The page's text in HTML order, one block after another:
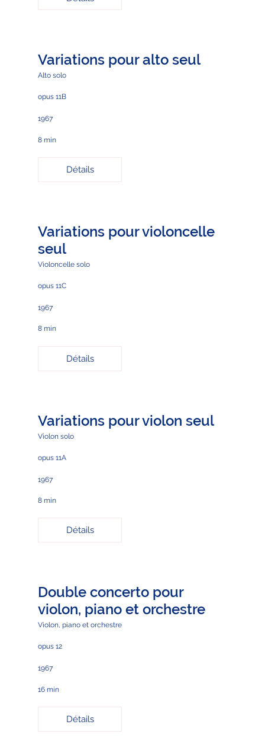
Variations pour alto seul
Alto solo
opus 11B
1967
8 min
Détails
Variations pour violoncelle
seul
Violoncelle solo
opus 11C
1967
8 min
Détails
Variations pour violon seul
Violon solo
opus 11A
1967
8 min
Détails
Double concerto pour
violon, piano et orchestre
Violon, piano et orchestre
opus 12
1967
16 min
Détails